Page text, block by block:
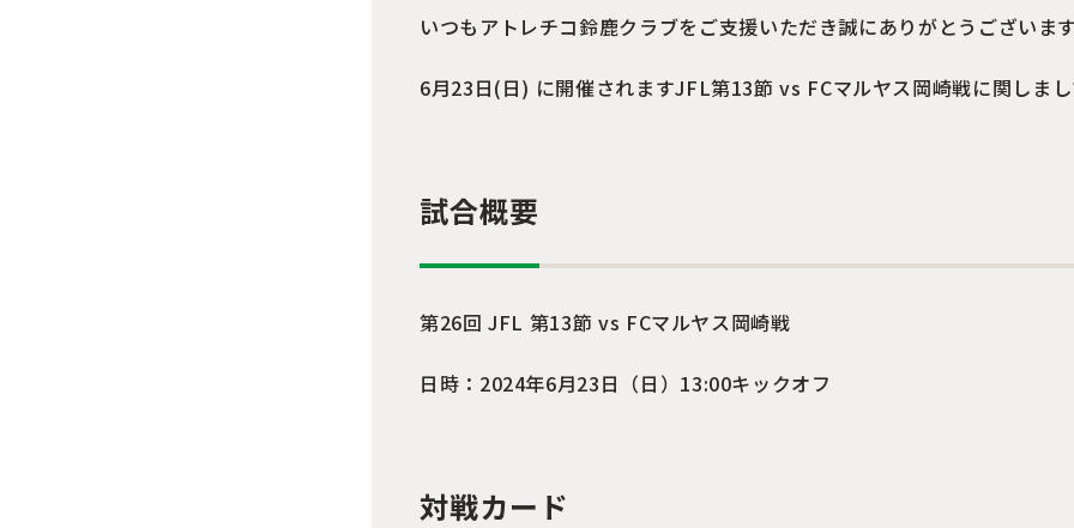
いつもアトレチコ鈴鹿クラブをご支援いただき誠にありがとうございま
6月23日(日) に開催されますJFL第13節 vs FCマルヤス岡崎戦に関しま
試合概要
第26回 JFL 第13節 vs FCマルヤス岡崎戦
日時：2024年6月23日（日）13:00キックオフ
対戦カード